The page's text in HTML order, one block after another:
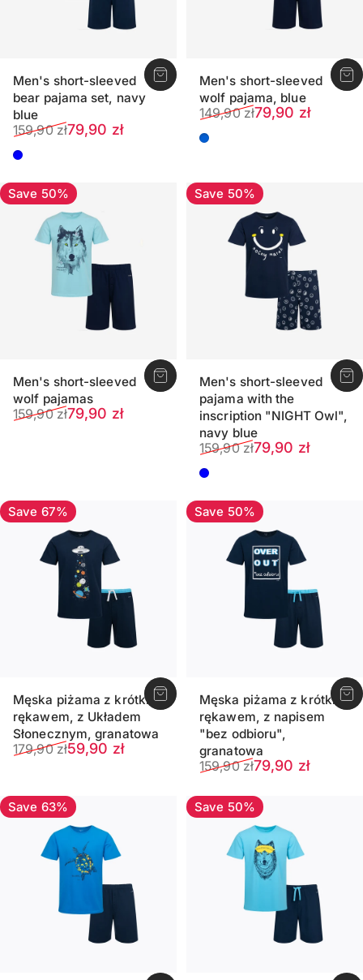
Men's short-sleeved
bear pajama set, navy
blue
Sale price79,90 zł
Regular price
159,90 zł
Dark blue
Men's short-sleeved
wolf pajama, blue
Sale price79,90 zł
Regular price
149,90 zł
Blue
Save 50%
Men's short-sleeved
wolf pajamas
Sale price79,90 zł
Regular price
159,90 zł
Save 50%
Men's short-sleeved
pajama with the
inscription "NIGHT Owl",
navy blue
Sale price79,90 zł
Regular price
159,90 zł
Dark blue
Save 67%
Męska piżama z krótkim
rękawem, z Układem
Słonecznym, granatowa
Sale price59,90 zł
Regular price
179,90 zł
Save 50%
Męska piżama z krótkim
rękawem, z napisem
"bez odbioru",
granatowa
Sale price79,90 zł
Regular price
159,90 zł
Save 63% Save 50%